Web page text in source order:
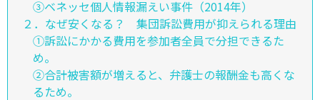
③ベネッセ個人情報漏えい事件（2014年）
２．なぜ安くなる？ 集団訴訟費用が抑えられる理由
①訴訟にかかる費用を参加者全員で分担できるた
め。
②合計被害額が増えると、弁護士の報酬金も高くな
るため。